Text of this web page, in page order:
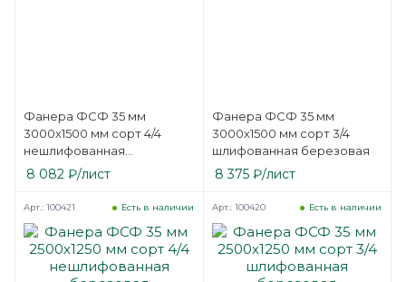
Фанера ФСФ 35 мм
3000х1500 мм сорт 4/4
нешлифованная
березовая
8 082 ₽/лист
Фанера ФСФ 35 мм
3000х1500 мм сорт 3/4
шлифованная березовая
8 375₽/лист
Есть в наличии
Арт.: 100421 Есть в наличии
Арт.: 100420